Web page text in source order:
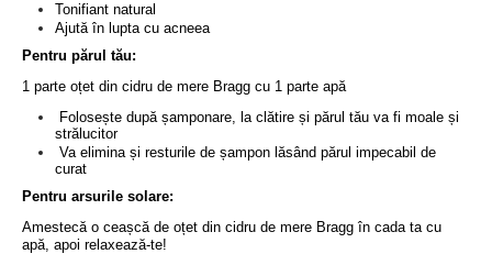
Tonifiant natural
Ajută în lupta cu acneea
Pentru părul tău:
1 parte oțet din cidru de mere Bragg cu 1 parte apă
Folosește după șamponare, la clătire și părul tău va fi moale și
strălucitor
Va elimina și resturile de șampon lăsând părul impecabil de
curat
Pentru arsurile solare:
Amestecă o ceașcă de oțet din cidru de mere Bragg în cada ta cu
apă, apoi relaxează-te!